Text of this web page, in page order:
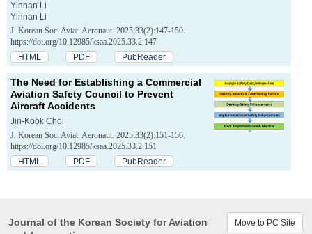
Yinnan Li
Yinnan Li
J. Korean Soc. Aviat. Aeronaut. 2025;33(2):147-150.
https://doi.org/10.12985/ksaa.2025.33.2.147
HTML
PDF PubReader
The Need for Establishing a Commercial
Aviation Safety Council to Prevent
Aircraft Accidents
Jin-Kook Choi
J. Korean Soc. Aviat. Aeronaut. 2025;33(2):151-156.
https://doi.org/10.12985/ksaa.2025.33.2.151
HTML
PDF PubReader
Journal of the Korean Society for Aviation
Move to PC Site